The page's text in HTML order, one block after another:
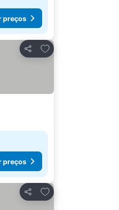
preços
Partilhar
Adicionar aos
preços
Partilhar
Adicionar aos